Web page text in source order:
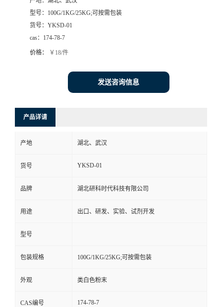
型号： 100G/1KG/25KG;可按需包装
货号： YKSD-01
cas： 174-78-7
价格： ￥18/件
发送咨询信息
产品详请
产地 湖北、武汉
货号 YKSD-01
品牌 湖北研科时代科技有限公司
用途 出口、研发、实验、试剂开发
型号
包装规格 100G/1KG/25KG;可按需包装
外观 类白色粉末
CAS编号 174-78-7